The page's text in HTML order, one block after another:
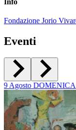
Fondazione Jorio
Eventi
9Agosto DOMENICA